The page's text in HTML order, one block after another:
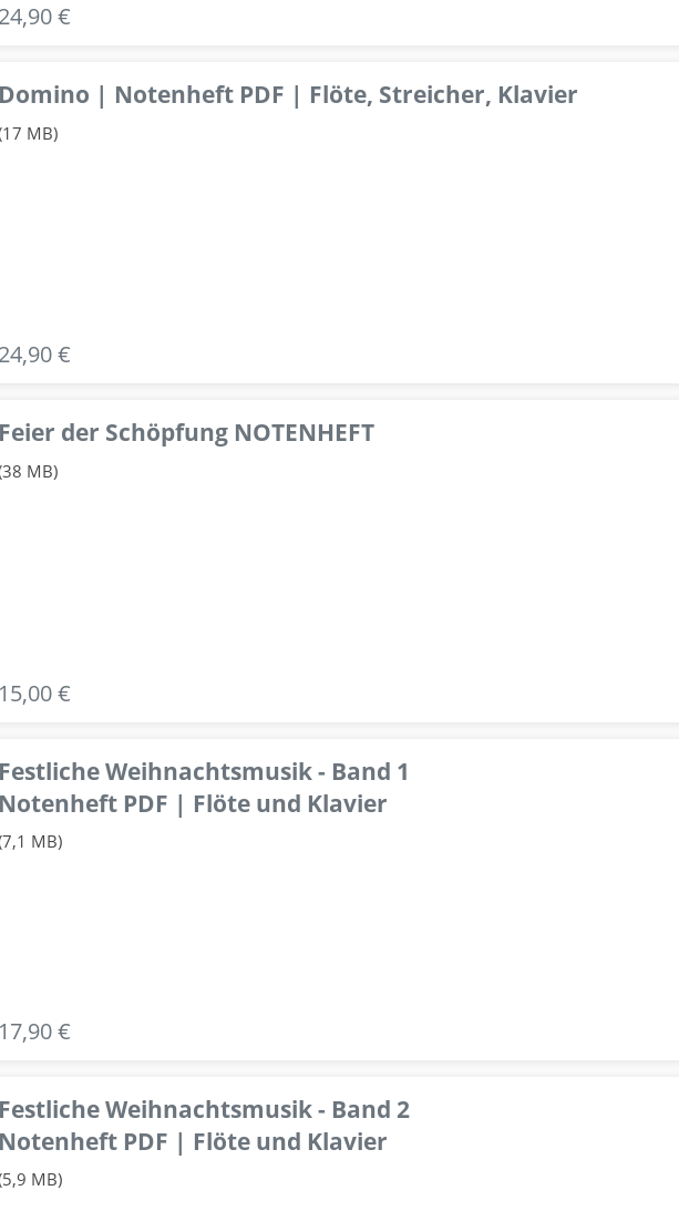
24,90 €
Domino | Notenheft PDF | Flöte, Streicher, Klavier
MB)
24,90 €
Feier der Schöpfung NOTENHEFT
MB)
15,00 €
Festliche Weihnachtsmusik - Band 1
Notenheft PDF | Flöte und Klavier
MB)
17,90 €
Festliche Weihnachtsmusik - Band 2
Notenheft PDF | Flöte und Klavier
MB)